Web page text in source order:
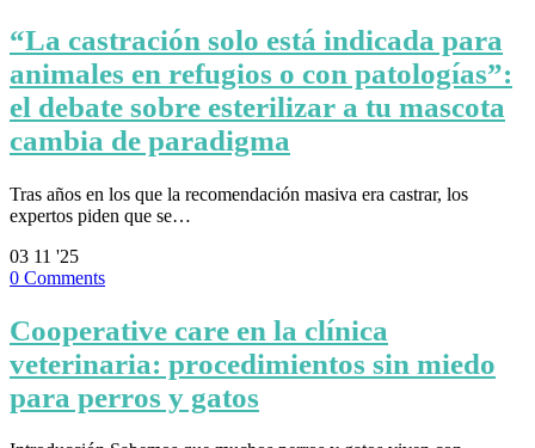
“La castración solo está indicada para
animales en refugios o con patologías”:
el debate sobre esterilizar a tu mascota
cambia de paradigma
Tras años en los que la recomendación masiva era castrar, los
expertos piden que se…
03 11 '25
0 Comments
Cooperative care en la clínica
veterinaria: procedimientos sin miedo
para perros y gatos